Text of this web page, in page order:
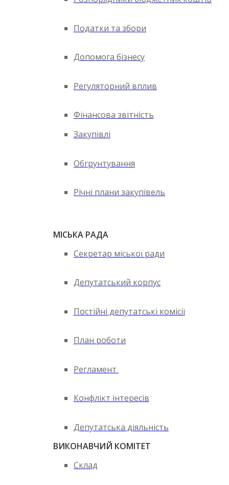
Податки та збори
Допомога бізнесу
Регуляторний вплив
Фінансова звітність
Закупівлі
Обгрунтування
Річні плани закупівель
МІСЬКА РАДА
Секретар міської ради
Депутатський корпус
Постійні депутатські комісії
План роботи
Регламент
Конфлікт інтересів
Депутатська діяльність
ВИКОНАВЧИЙ КОМІТЕТ
Склад